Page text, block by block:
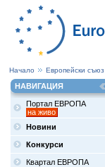
Начало Европейски съюз
НАВИГАЦИЯ
Портал ЕВРОПА
на живо
Новини
Конкурси
Квартал ЕВРОПА